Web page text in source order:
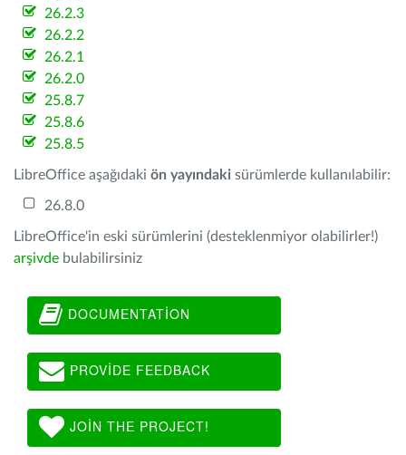
26.2.3
26.2.2
26.2.1
26.2.0
25.8.7
25.8.6
25.8.5
LibreOffice aşağıdaki ön yayındaki sürümlerde kullanılabilir:
26.8.0
LibreOffice'in eski sürümlerini (desteklenmiyor olabilirler!)
arşivde bulabilirsiniz
DOCUMENTATION
PROVIDE FEEDBACK
JOIN THE PROJECT!